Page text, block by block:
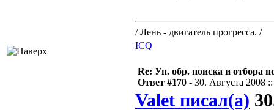
/ Лень - двигатель прогресса. /
ICQ
Re: Ун. обр. поиска и отбора
Ответ #170 - 30. Августа 2008
Valet писал(а)